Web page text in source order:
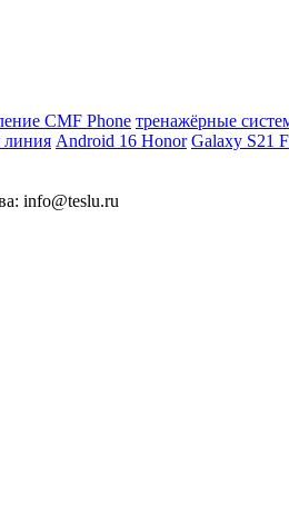
CMF Phone тренажёрные
линия Android 16 Honor Galaxy S21
info@teslu.ru